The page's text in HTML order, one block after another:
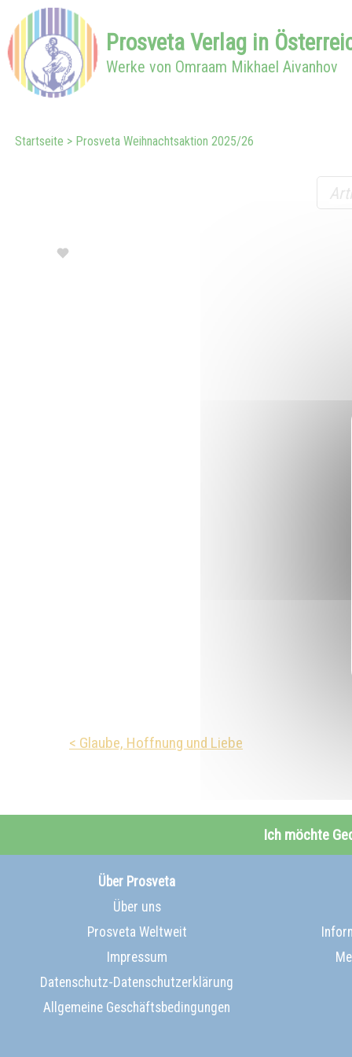
Prosveta Verlag in
Werke von Omraam Mikhael Aivanhov
Startseite Prosveta Weihnachtsaktion 2025/26
< Glaube, Hoffnung und Liebe
Ich möchte
Über Prosveta
Über uns
Prosveta Weltweit
Impressum
Datenschutz-Datenschutzerklärung
Allgemeine Geschäftsbedingungen